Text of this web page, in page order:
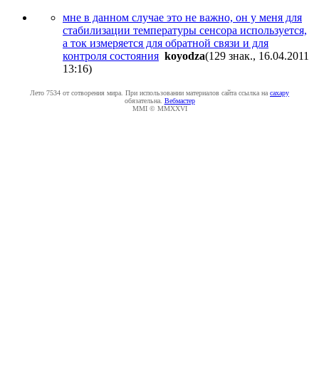
мне в данном случае это не важно, он у меня для
стабилизации температуры сенсора используется,
а ток измеряется для обратной связи и для
контроля состояния koyodza(129 знак., 16.04.2011
13:16)
Лето 7534 от сотворения мира. При использовании материалов сайта ссылка на caxapу
обязательна. Вебмастер
MMI © MMXXVI